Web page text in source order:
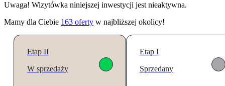
Uwaga! Wizytówka niniejszej inwestycji jest nieaktywna.
Mamy dla Ciebie 163 oferty w najbliższej okolicy!
Etap II
W sprzedaży
Etap I
Sprzedany